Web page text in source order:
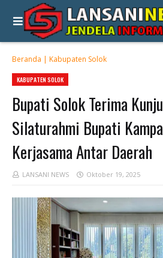
Beranda | Kabupaten Solok
KABUPATEN SOLOK
Bupati Solok Terima
Silaturahmi Bupati
Kerjasama Antar Daerah
LANSANI NEWS Oktober 19, 2025